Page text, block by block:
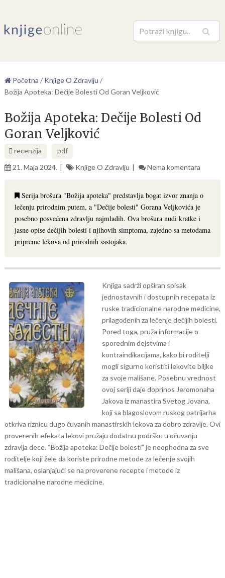
Pretraga
Početna / Knjige O Zdravlju /
Božija Apoteka: Dečije Bolesti Od Goran Veljković
Božija Apoteka: Dečije Bolesti Od
Goran Veljković
recenzija
pdf
21. Maja 2024.
Knjige O Zdravlju Nema komentara
Serija brošura "Božija apoteka" predstavlja bogat izvor znanja o
lečenju prirodnim putem, a "Dečije bolesti" Gorana Veljkovića je
posebno posvećena zdravlju najmlađih. Ova brošura nudi kratke i
jasne opise dečijih bolesti i njihovih simptoma, zajedno sa metodama
pripreme lekova od prirodnih sastojaka.
Knjiga sadrži opširan spisak
jednostavnih i dostupnih recepata iz
ruske tradicionalne narodne medicine,
prilagođenih za lečenje dečijih bolesti.
Pored toga, pruža informacije o
sporednim dejstvima i
kontraindikacijama, kako bi roditelji
mogli sigurno koristiti lekovite biljke
za svoje mališane. Posebnu vrednost
ovoj seriji daje doprinos Jeromonaha
Jakova iz manastira Svetog Jovana,
koji sa blagoslovom ruskog patrijarha
otkriva riznicu dugo čuvanih manastirskih lekova za dobro zdravlje. Ovi
proverenih efekata lekovi pružaju dodatnu podršku u očuvanju
zdravlja dece. “Božija apoteka: Dečije bolesti” je neophodna za sve
roditelje koji žele da koriste prirodne metode za lečenje svojih
mališana, oslanjajući se na proverene recepte i metode iz
tradicionalne narodne medicine.